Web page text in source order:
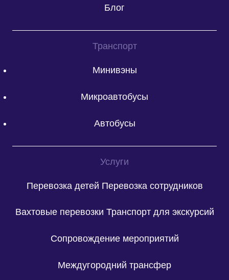
Блог
Транспорт
Минивэны
Микроавтобусы
Автобусы
Услуги
Перевозка детей Перевозка сотрудников
Вахтовые перевозки Транспорт для экскурсий
Сопровождение мероприятий
Междугородний трансфер